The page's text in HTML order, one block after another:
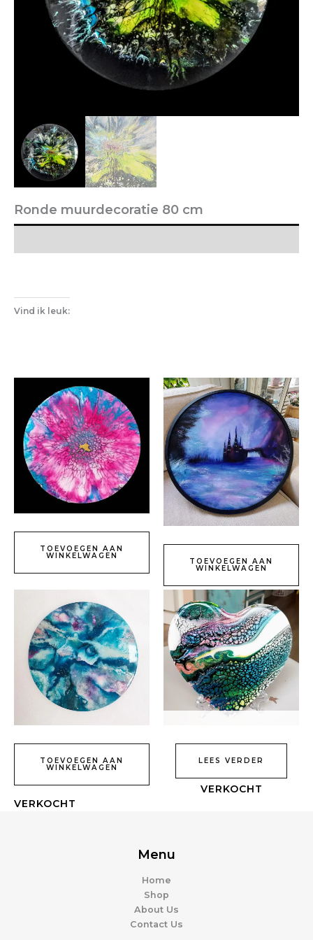
Ronde muurdecoratie 80 cm
Vind ik leuk:
TOEVOEGEN AAN
WINKELWAGEN
TOEVOEGEN AAN
WINKELWAGEN
TOEVOEGEN AAN
WINKELWAGEN
LEES VERDER
Menu
Home
Shop
About Us
Contact Us